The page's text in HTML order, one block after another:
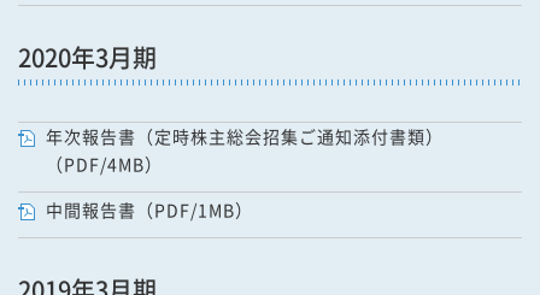
2020年3月期
年次報告書（定時株主総会招集ご通知添付書類）
（PDF/4MB）
中間報告書（PDF/1MB）